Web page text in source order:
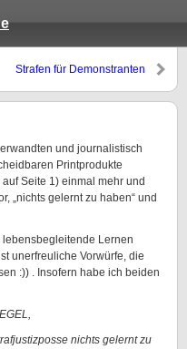
Strafen für Demonstranten
und journalistisch
Printprodukte
Seite 1) einmal mehr und
„nichts gelernt zu haben“ und
lebensbegleitende Lernen
unerfreuliche Vorwürfe, die
:)) . Insofern habe ich beiden
nichts gelernt zu